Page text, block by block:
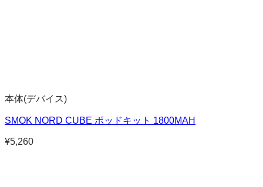
本体(デバイス)
SMOK NORD CUBE ポッドキット 1800MAH
¥5,260